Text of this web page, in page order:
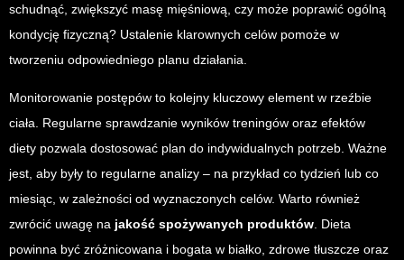
schudnąć, zwiększyć masę mięśniową, czy może poprawić ogólną
kondycję fizyczną? Ustalenie klarownych celów pomoże w
tworzeniu odpowiedniego planu działania.
Monitorowanie postępów to kolejny kluczowy element w rzeźbie
ciała. Regularne sprawdzanie wyników treningów oraz efektów
diety pozwala dostosować plan do indywidualnych potrzeb. Ważne
jest, aby były to regularne analizy – na przykład co tydzień lub co
miesiąc, w zależności od wyznaczonych celów. Warto również
zwrócić uwagę na jakość spożywanych produktów . Dieta
powinna być zróżnicowana i bogata w białko, zdrowe tłuszcze oraz